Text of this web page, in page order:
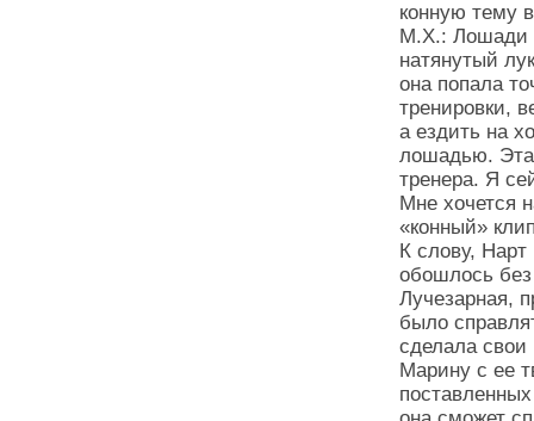
конную тему
М.Х.: Лошади
натянутый
она попала
тренировки,
а ездить на
лошадью. Эта
тренера. Я
Мне хочется
«конный»
К слову, Нарт
обошлось без
Лучезарная,
было
сделала свои
Марину с ее